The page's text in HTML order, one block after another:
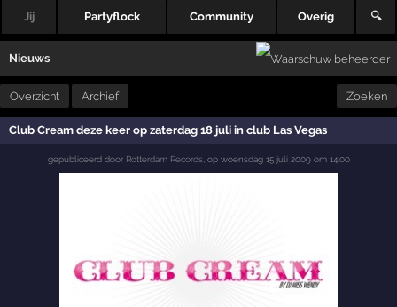
Jij Partyflock Community Overig 🔍
Nieuws
Overzicht Archief Zoeken
Club Cream deze keer op zaterdag 18 juli in club Las Vegas
gepubliceerd door Rotterdam Records, op woensdag 15 juli 2009 om 14:00